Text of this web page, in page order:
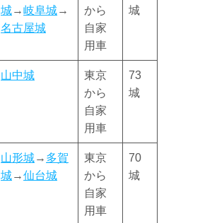
城→岐阜城→
名古屋城
から
自家
用車
城
山中城
東京
から
自家
用車
73
城
山形城→ 多賀
城→仙台城
東京
から
自家
用車
70
城